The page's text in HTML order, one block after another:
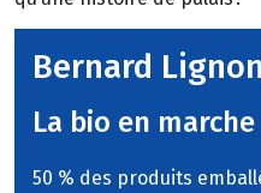
Bernard
La bio en marche
50 % des produits